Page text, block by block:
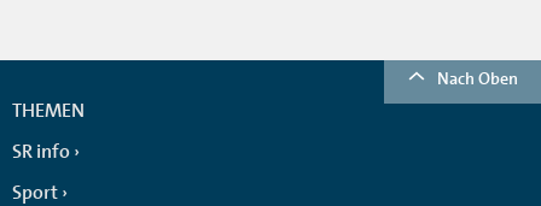
Nach Oben
THEMEN
SR info
Sport